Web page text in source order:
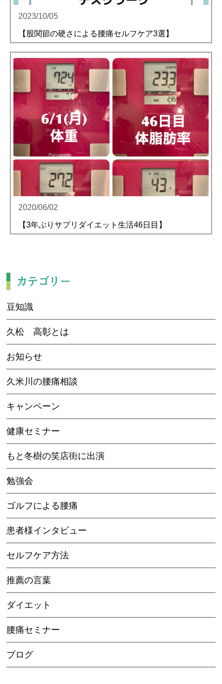
2023/10/05
【股関節の硬さによる腰痛セルフケア3選】
2020/06/02
【3年ぶりサプリダイエット生活46日目】
カテゴリー
豆知識
久松 高彰とは
お知らせ
久米川の腰痛相談
キャンペーン
健康セミナー
もと冬樹の笑店街に出演
勉強会
ゴルフによる腰痛
患者様インタビュー
セルフケア方法
推薦の言葉
ダイエット
腰痛セミナー
ブログ